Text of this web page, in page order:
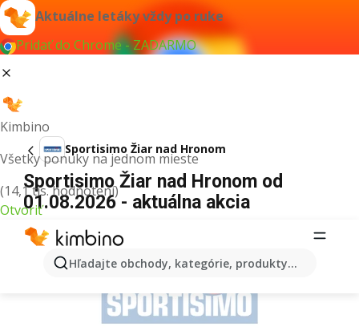
Aktuálne letáky vždy po ruke
Pridať do Chrome - ZADARMO
Kimbino
Všetky ponuky na jednom mieste
(14,1 tis. hodnotení)
Otvoriť
Hľadajte obchody, kategórie, produkty...
Sportisimo Žiar nad Hronom
Sportisimo Žiar nad Hronom od
01.08.2026 - aktuálna akcia